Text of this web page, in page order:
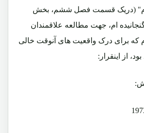
(دریک قسمت فصل ششم، بخش
ام، جهت مطالعه علاقمندان
که برای درک واقعیت های آنوقت خالی
از اینقرار: